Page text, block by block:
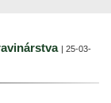
| 25-03-